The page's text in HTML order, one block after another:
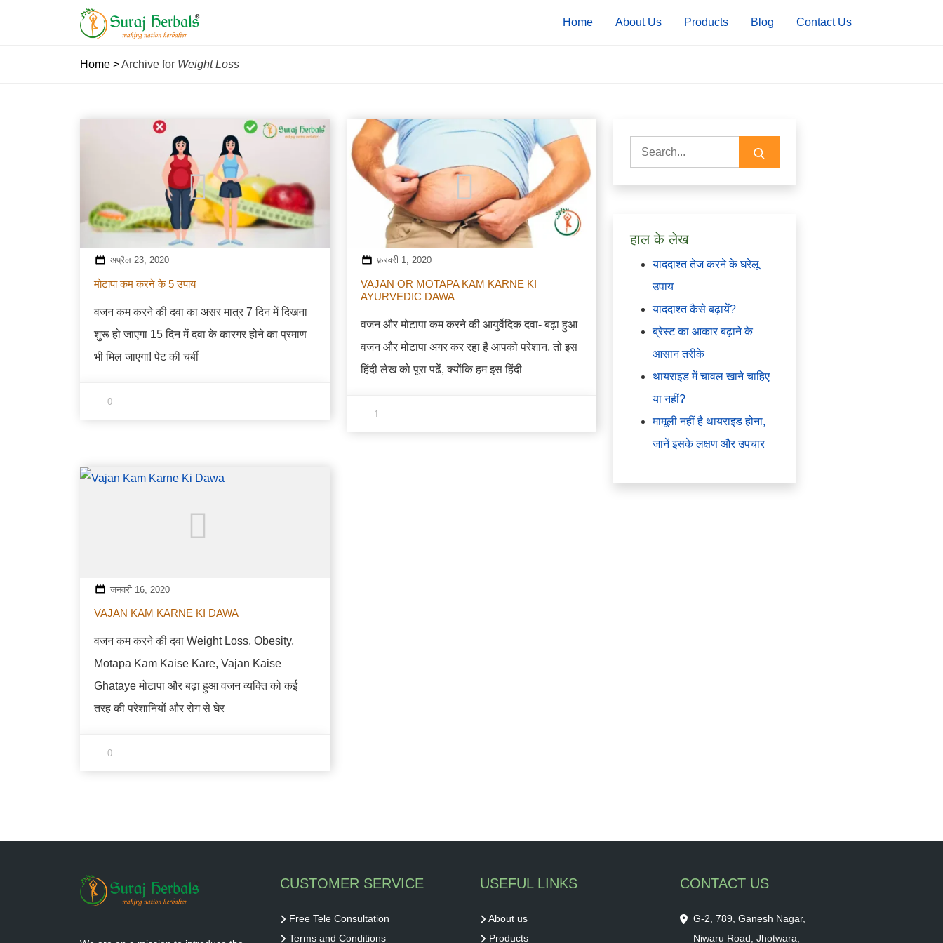
Home About Us Products Blog Contact Us
Home >Archive for Weight Loss
अप्रैल 23, 2020
मोटापा कम करने के 5 उपाय
वजन कम करने की दवा का असर मात्र 7 दिन में दिखना
शुरू हो जाएगा 15 दिन में दवा के कारगर होने का प्रमाण
भी मिल जाएगा! पेट की चर्बी
0
फ़रवरी 1, 2020
VAJAN OR MOTAPA KAM KARNE KI
AYURVEDIC DAWA
वजन और मोटापा कम करने की आयुर्वेदिक दवा- बढ़ा हुआ
वजन और मोटापा अगर कर रहा है आपको परेशान, तो इस
हिंदी लेख को पूरा पढें, क्योंकि हम इस हिंदी
1
जनवरी 16, 2020
VAJAN KAM KARNE KI DAWA
वजन कम करने की दवा Weight Loss, Obesity,
Motapa Kam Kaise Kare, Vajan Kaise
Ghataye मोटापा और बढ़ा हुआ वजन व्यक्ति को कई
तरह की परेशानियों और रोग से घेर
0
Search
for:
हाल के लेख
याददाश्त तेज करने के घरेलू
उपाय
याददाश्त कैसे बढ़ायें?
ब्रेस्ट का आकार बढ़ाने के
आसान तरीके
थायराइड में चावल खाने चाहिए
या नहीं?
मामूली नहीं है थायराइड होना,
जानें इसके लक्षण और उपचार
CUSTOMER SERVICE
Free Tele Consultation
Terms and Conditions
USEFUL LINKS
About us
Products
CONTACT US
G-2, 789, Ganesh Nagar,
Niwaru Road, Jhotwara,